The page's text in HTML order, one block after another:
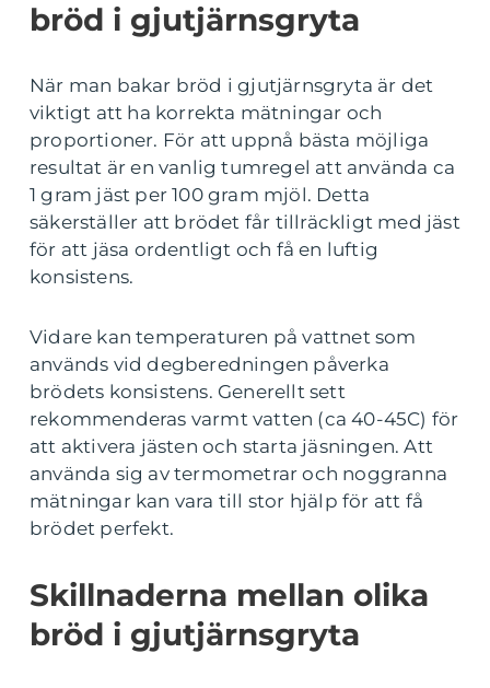
bröd i gjutjärnsgryta
När man bakar bröd i gjutjärnsgryta är det
viktigt att ha korrekta mätningar och
proportioner. För att uppnå bästa möjliga
resultat är en vanlig tumregel att använda ca
1 gram jäst per 100 gram mjöl. Detta
säkerställer att brödet får tillräckligt med jäst
för att jäsa ordentligt och få en luftig
konsistens.
Vidare kan temperaturen på vattnet som
används vid degberedningen påverka
brödets konsistens. Generellt sett
rekommenderas varmt vatten (ca 40-45C) för
att aktivera jästen och starta jäsningen. Att
använda sig av termometrar och noggranna
mätningar kan vara till stor hjälp för att få
brödet perfekt.
Skillnaderna mellan olika
bröd i gjutjärnsgryta